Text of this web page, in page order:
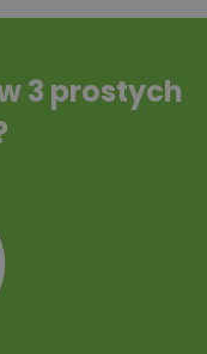
Przydomowa
projektów małej
3 prostych